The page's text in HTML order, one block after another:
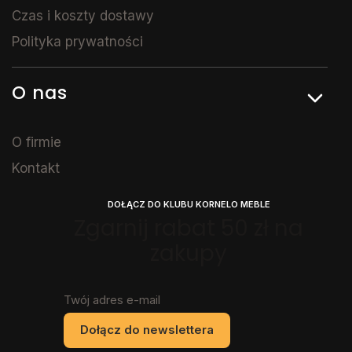
Czas i koszty dostawy
Polityka prywatności
O nas
O firmie
Kontakt
DOŁĄCZ DO KLUBU KORNELO MEBLE
Twój adres e-mail
Dołącz do newslettera